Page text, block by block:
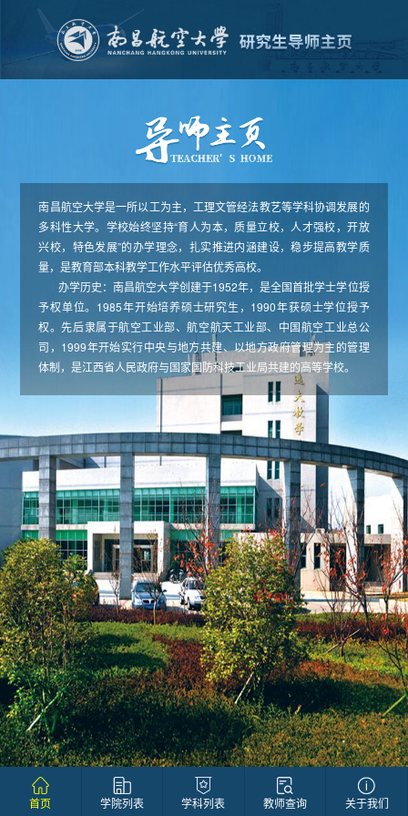
南昌航空大学是一所以工为主，工理文管经法教艺等学科协调发展的
多科性大学。学校始终坚持“育人为本，质量立校，人才强校，开放
兴校，特色发展”的办学理念，扎实推进内涵建设，稳步提高教学质
量，是教育部本科教学工作水平评估优秀高校。
办学历史：南昌航空大学创建于1952年，是全国首批学士学位授
予权单位。1985年开始培养硕士研究生，1990年获硕士学位授予
权。先后隶属于航空工业部、航空航天工业部、中国航空工业总公
司，1999年开始实行中央与地方共建、以地方政府管理为主的管理
体制，是江西省人民政府与国家国防科技工业局共建的高等学校。
首页 学院列表 学科列表 教师查询 关于我们